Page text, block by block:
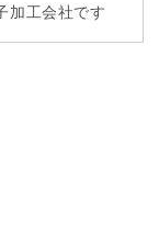
加工会社です